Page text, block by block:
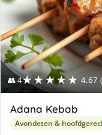
👥 4★★★★★ 4.67
Adana Kebab
Avondeten &